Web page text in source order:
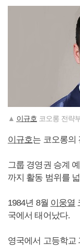
▲ 이규호 코오롱 전략
이규호는 코오롱의
그룹 경영권 승계
까지 활동 범위를
1984년 8월 이웅열
국에서 태어났다.
영국에서 고등학교